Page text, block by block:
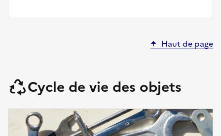
Haut de page
Cycle de vie des objets